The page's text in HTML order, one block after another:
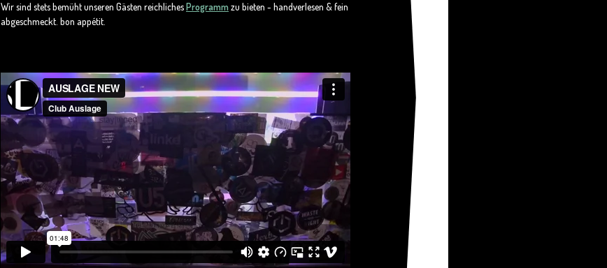
Wir sind stets bemüht unseren Gästen reichlichesProgrammzu bieten - handverlesen & fein
abgeschmeckt. bon appétit